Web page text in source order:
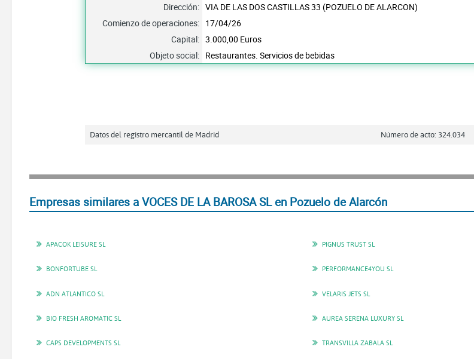
Dirección: VIA DE LAS DOS CASTILLAS 33 (POZUELO DE ALARCON)
Comienzo de operaciones: 17/04/26
Capital: 3.000,00 Euros
Objeto social: Restaurantes. Servicios de bebidas
Datos del registro mercantil de Madrid Número de acto: 324.034
Empresas similares a VOCES DE LA BAROSA SL en Pozuelo de Alarcón
APACOK LEISURE SL PIGNUS TRUST SL
BONFORTUBE SL PERFORMANCE4YOU SL
ADN ATLANTICO SL VELARIS JETS SL
BIO FRESH AROMATIC SL AUREA SERENA LUXURY SL
CAPS DEVELOPMENTS SL TRANSVILLA ZABALA SL